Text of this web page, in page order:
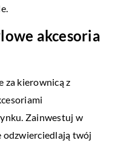
akcesoria
za kierownicą z
Zainwestuj w
twój